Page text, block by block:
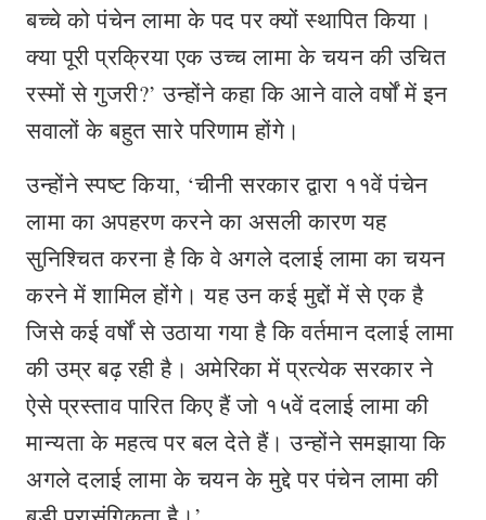
बच्चे को पंचेन लामा के पद पर क्यों स्थापित किया।
क्या पूरी प्रक्रिया एक उच्च लामा के चयन की उचित
रस्मों से गुजरी?’ उन्होंने कहा कि आने वाले वर्षों में इन
सवालों के बहुत सारे परिणाम होंगे।
उन्होंने स्पष्ट किया, ‘चीनी सरकार द्वारा ११वें पंचेन
लामा का अपहरण करने का असली कारण यह
सुनिश्चित करना है कि वे अगले दलाई लामा का चयन
करने में शामिल होंगे। यह उन कई मुद्दों में से एक है
जिसे कई वर्षों से उठाया गया है कि वर्तमान दलाई लामा
की उम्र बढ़ रही है। अमेरिका में प्रत्येक सरकार ने
ऐसे प्रस्ताव पारित किए हैं जो १५वें दलाई लामा की
मान्यता के महत्व पर बल देते हैं। उन्होंने समझाया कि
अगले दलाई लामा के चयन के मुद्दे पर पंचेन लामा की